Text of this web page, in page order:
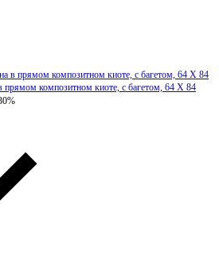
композитном киоте, с багетом, 64 Х 84